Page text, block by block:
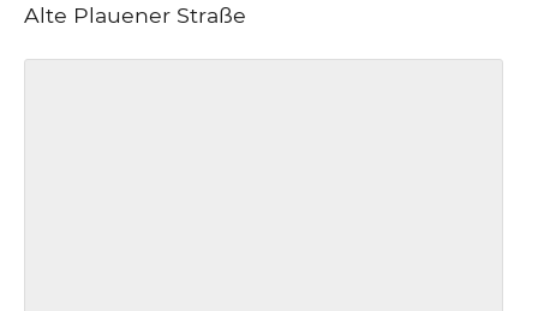
Alte Plauener Straße